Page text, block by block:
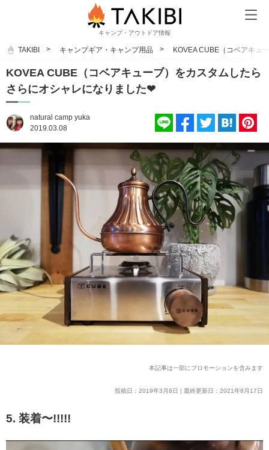
キャンプ・アウトドア情報
TAKIBI キャンプギア・キャンプ用品 KOVEA CUBE（コベアキュ
KOVEA CUBE（コベアキューブ）をカスタムしたら
さらにオシャレになりました❤
natural camp yuka
2019.03.08
本記事は一部にプロモーションを含みます
投稿日：2019年3月8日 | 最終更新日：2021年8月17日
5. 装着〜!!!!!